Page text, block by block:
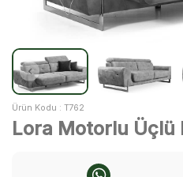
Ürün Kodu : T762
Lora Motorlu Üçlü